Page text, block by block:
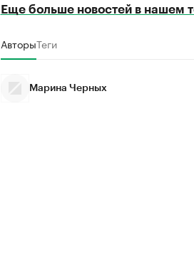
Еще больше новостей в нашем
АвторыТеги
Марина Черных